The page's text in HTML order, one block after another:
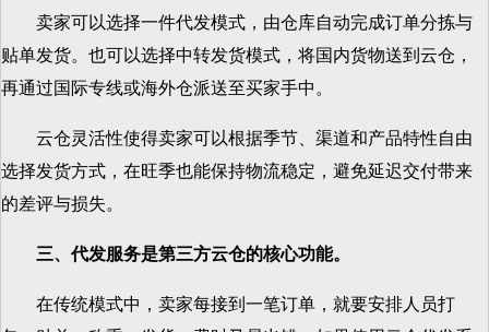
卖家可以选择一件代发模式，由仓库自动完成订单分拣与
贴单发货。也可以选择中转发货模式，将国内货物送到云仓，
再通过国际专线或海外仓派送至买家手中。
云仓灵活性使得卖家可以根据季节、渠道和产品特性自由
选择发货方式，在旺季也能保持物流稳定，避免延迟交付带来
的差评与损失。
三、代发服务是第三方云仓的核心功能。
在传统模式中，卖家每接到一笔订单，就要安排人员打